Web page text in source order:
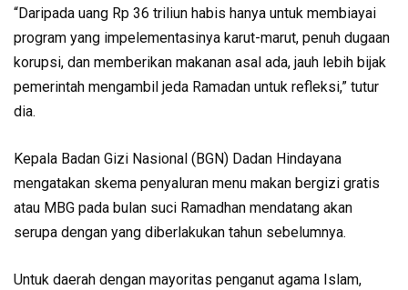
“Daripada uang Rp 36 triliun habis hanya untuk membiayai
program yang impelementasinya karut-marut, penuh dugaan
korupsi, dan memberikan makanan asal ada, jauh lebih bijak
pemerintah mengambil jeda Ramadan untuk refleksi,” tutur
dia.
Kepala Badan Gizi Nasional (BGN) Dadan Hindayana
mengatakan skema penyaluran menu makan bergizi gratis
atau MBG pada bulan suci Ramadhan mendatang akan
serupa dengan yang diberlakukan tahun sebelumnya.
Untuk daerah dengan mayoritas penganut agama Islam,